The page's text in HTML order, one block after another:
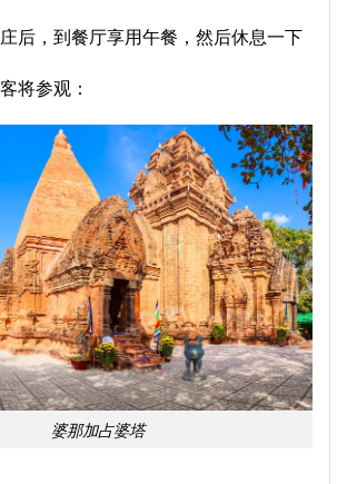
后，到餐厅享用午餐，然后休息一下
将参观：
婆那加占婆塔